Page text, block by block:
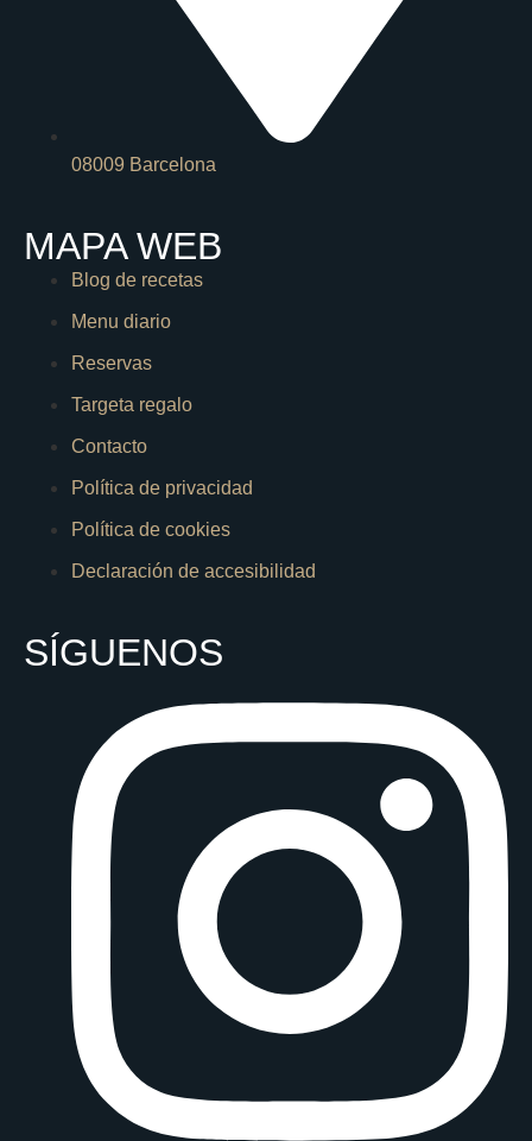
08009 Barcelona
SÍGUENOS
MAPA WEB
Blog de recetas
Menu diario
Reservas
Targeta regalo
Contacto
Política de privacidad
Política de cookies
Declaración de accesibilidad